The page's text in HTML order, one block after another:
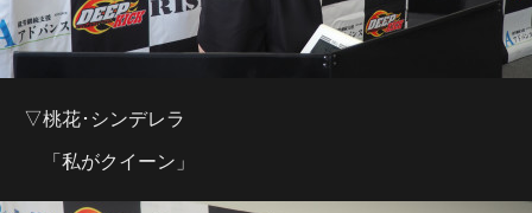
▽桃花･シンデレラ
「私がクイーン」